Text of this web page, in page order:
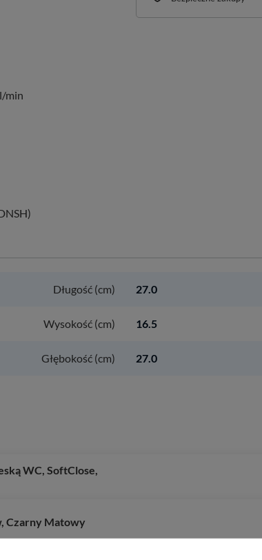
min
Długość (cm) 27.0
Wysokość (cm) 16.5
Głębokość (cm) 27.0
WC, SoftClose,
Czarny Matowy